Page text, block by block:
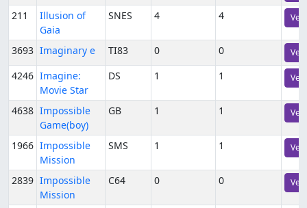
211
Illusion of
Gaia
SNES 4 4
3693 Imaginary e TI83 0 0
4246 Imagine:
Movie Star
DS 1 1
4638 Impossible
Game(boy)
GB 1 1
1966 Impossible
Mission
SMS 1 1
2839 Impossible
Mission
C64 0 0